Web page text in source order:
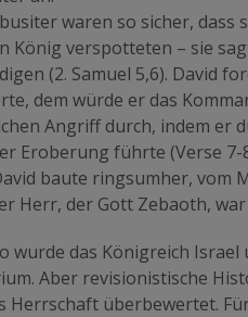
waren so sicher,
König verspotteten – sie
(2. Samuel 5,6). David
dem würde er das
Angriff durch, indem er
Eroberung führte (Verse 7-
baute ringsumher, vom
Herr, der Gott Zebaoth, war
wurde das Königreich
Aber revisionistische
Herrschaft überbewertet.